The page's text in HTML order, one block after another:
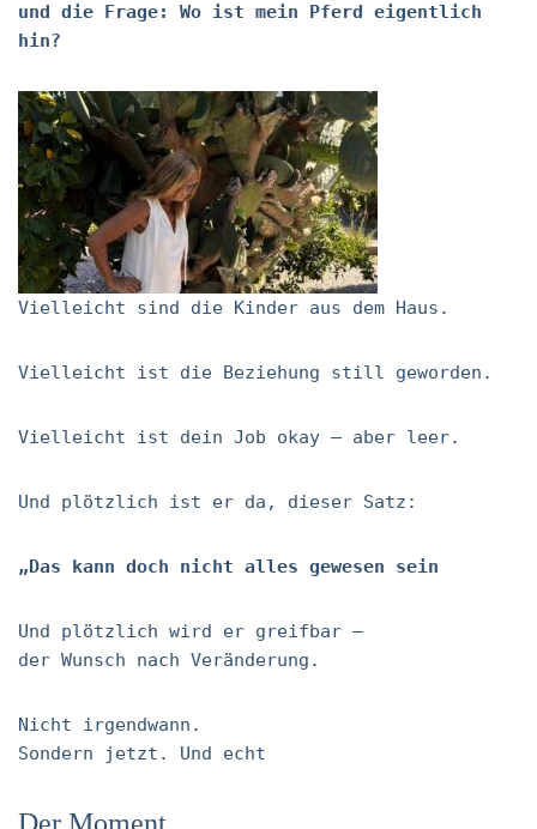
und die Frage: Wo ist mein Pferd eigentlich
hin?
Vielleicht sind die Kinder aus dem Haus.
Vielleicht ist die Beziehung still geworden.
Vielleicht ist dein Job okay – aber leer.
Und plötzlich ist er da, dieser Satz:
„Das kann doch nicht alles gewesen sein
Und plötzlich wird er greifbar –
der Wunsch nach Veränderung.
Nicht irgendwann.
Sondern jetzt. Und echt